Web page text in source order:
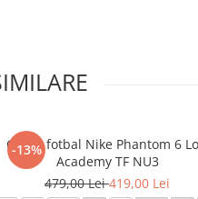
-13%
Ghete fotbal Nike Phantom 6
Academy TF NU3
479,00 Lei419,00 Lei